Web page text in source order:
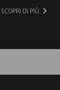
aiutarti a
SCOPRI DI PIÙ